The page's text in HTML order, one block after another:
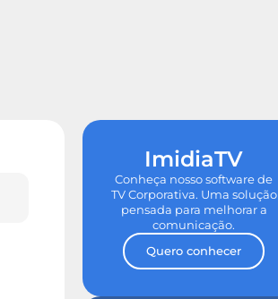
ImidiaTV
Conheça nosso software de
TV Corporativa. Uma solução
pensada para melhorar a
comunicação.
Quero conhecer